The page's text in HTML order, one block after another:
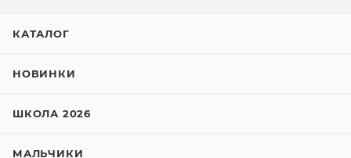
КАТАЛОГ
НОВИНКИ
ШКОЛА 2026
МАЛЬЧИКИ